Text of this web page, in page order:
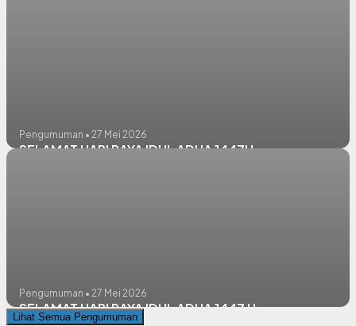
Pengumuman • 27 Mei 2026
SELAMAT HARI RAYA IDUL ADHA 1447H
Pengumuman • 27 Mei 2026
SELAMAT HARI RAYA IDUL ADHA 1447 H
Lihat Semua Pengumuman